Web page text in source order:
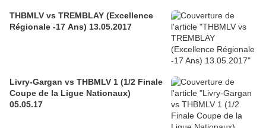
THBMLV vs TREMBLAY (Excellence
Régionale -17 Ans) 13.05.2017
Livry-Gargan vs THBMLV 1 (1/2 Finale
Coupe de la Ligue Nationaux)
05.05.17